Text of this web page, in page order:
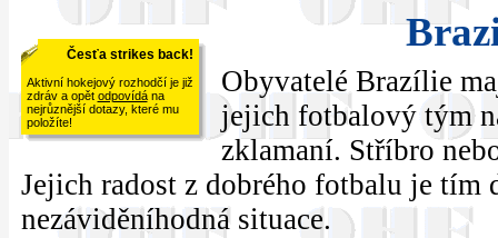
Česťa strikes back!
Aktivní hokejový rozhodčí je již
zdráv a opět odpovídána
nejrůznější dotazy, které mu
položíte!
Obyvatelé Brazílie
jejich fotbalový tým
zklamaní. Stříbro
Jejich radost z dobrého fotbalu je tím
nezáviděníhodná situace.